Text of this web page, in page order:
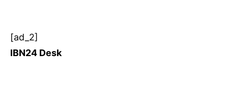
[ad_2]
IBN24 Desk